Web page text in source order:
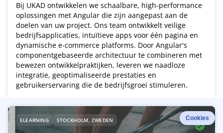
Bij UKAD ontwikkelen we schaalbare, high-performance
oplossingen met Angular die zijn aangepast aan de
doelen van uw project. Ons team ontwikkelt veilige
bedrijfsapplicaties, intuïtieve apps voor één pagina en
dynamische e-commerce platforms. Door Angular's
componentgebaseerde architectuur te combineren met
bewezen ontwikkelpraktijken, leveren we naadloze
integratie, geoptimaliseerde prestaties en
gebruikerservaring die de bedrijfsgroei stimuleren.
R
e
ELEARNING STOCKHOLM, ZWEDEN Cookies